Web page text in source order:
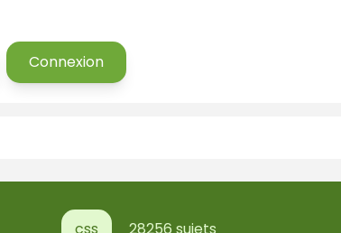
Connexion